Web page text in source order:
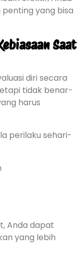
yang bisa
Saat
diri secara
tidak benar-
harus
perilaku sehari-
Anda dapat
yang lebih